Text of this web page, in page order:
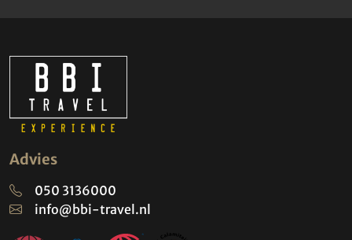
Advies
050 3136000
info@bbi-travel.nl